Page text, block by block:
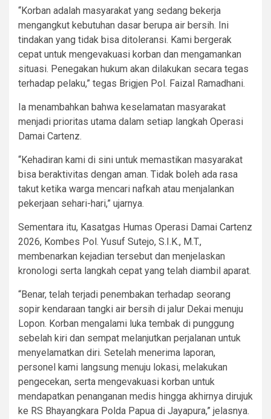
“Korban adalah masyarakat yang sedang bekerja
mengangkut kebutuhan dasar berupa air bersih. Ini
tindakan yang tidak bisa ditoleransi. Kami bergerak
cepat untuk mengevakuasi korban dan mengamankan
situasi. Penegakan hukum akan dilakukan secara tegas
terhadap pelaku,” tegas Brigjen Pol. Faizal Ramadhani.
Ia menambahkan bahwa keselamatan masyarakat
menjadi prioritas utama dalam setiap langkah Operasi
Damai Cartenz.
“Kehadiran kami di sini untuk memastikan masyarakat
bisa beraktivitas dengan aman. Tidak boleh ada rasa
takut ketika warga mencari nafkah atau menjalankan
pekerjaan sehari-hari,” ujarnya.
Sementara itu, Kasatgas Humas Operasi Damai Cartenz
2026, Kombes Pol. Yusuf Sutejo, S.I.K., M.T.,
membenarkan kejadian tersebut dan menjelaskan
kronologi serta langkah cepat yang telah diambil aparat.
“Benar, telah terjadi penembakan terhadap seorang
sopir kendaraan tangki air bersih di jalur Dekai menuju
Lopon. Korban mengalami luka tembak di punggung
sebelah kiri dan sempat melanjutkan perjalanan untuk
menyelamatkan diri. Setelah menerima laporan,
personel kami langsung menuju lokasi, melakukan
pengecekan, serta mengevakuasi korban untuk
mendapatkan penanganan medis hingga akhirnya dirujuk
ke RS Bhayangkara Polda Papua di Jayapura,” jelasnya.